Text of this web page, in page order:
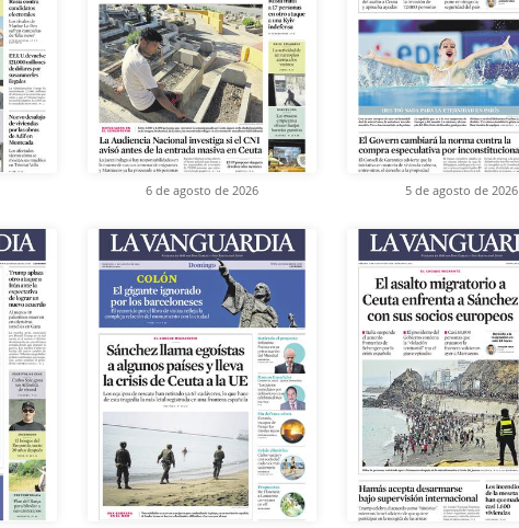
6 de agosto de 2026 5 de agosto de 2026